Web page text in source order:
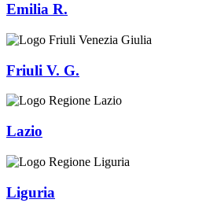
Emilia R.
Friuli V. G.
Lazio
Liguria